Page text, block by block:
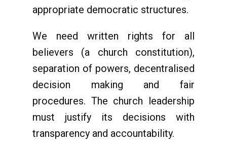
appropriate democratic structures.
We need written rights for all
believers (a church constitution),
separation of powers, decentralised
decision making and fair
procedures. The church leadership
must justify its decisions with
transparency and accountability.